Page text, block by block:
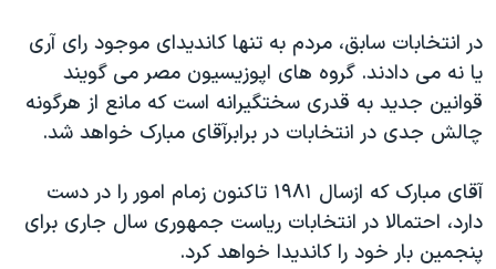
آرشیو پخش زنده
مجموعه مستندهای دادخواهی
تریبونال مردمی آبان ۹۸
دادگاه حمید نوری
قانون شفافیت دارائی کادر رهبری ایران
اعتراضات مردمی آبان ۹۸
در انتخابات سابق، مردم به تنها کانديدای موجود رای آری
يا نه می دادند. گروه های اپوزيسيون مصر می گويند
قوانين جديد به قدری سختگيرانه است که مانع از هرگونه
چالش جدی در انتخابات در برابرآقای مبارک خواهد شد.
آقای مبارک که ازسال ۱۹۸۱ تاکنون زمام امور را در دست
دارد، احتمالا در انتخابات رياست جمهوری سال جاری برای
پنجمين بار خود را کانديدا خواهد کرد.